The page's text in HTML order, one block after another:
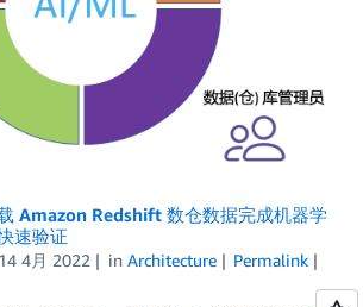
Amazon Redshift 数仓数据完成机器学
速验证
14 4月 2022 in Architecture
Permalink